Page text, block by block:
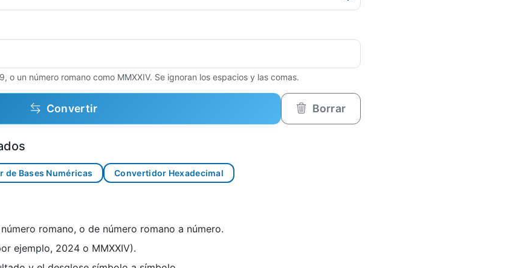
o un número romano como MMXXIV. Se ignoran los espacios y las comas.
Convertir Borrar
de Bases Numéricas Convertidor Hexadecimal
romano, o de número romano a número.
ejemplo, 2024 o MMXXIV).